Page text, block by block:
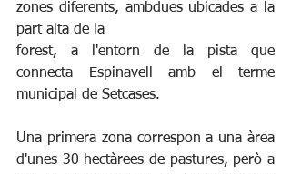
zones diferents, ambdues ubicades a la
part alta de la
forest, a l'entorn de la pista que
connecta Espinavell amb el terme
municipal de Setcases.
Una primera zona correspon a una àrea
d'unes 30 hectàrees de pastures, però a